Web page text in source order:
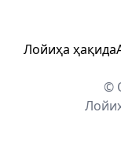
Лойиҳа ҳақида
©